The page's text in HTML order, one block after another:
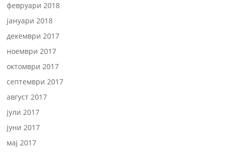
февруари 2018
јануари 2018
декември 2017
ноември 2017
октомври 2017
септември 2017
август 2017
јули 2017
јуни 2017
мај 2017